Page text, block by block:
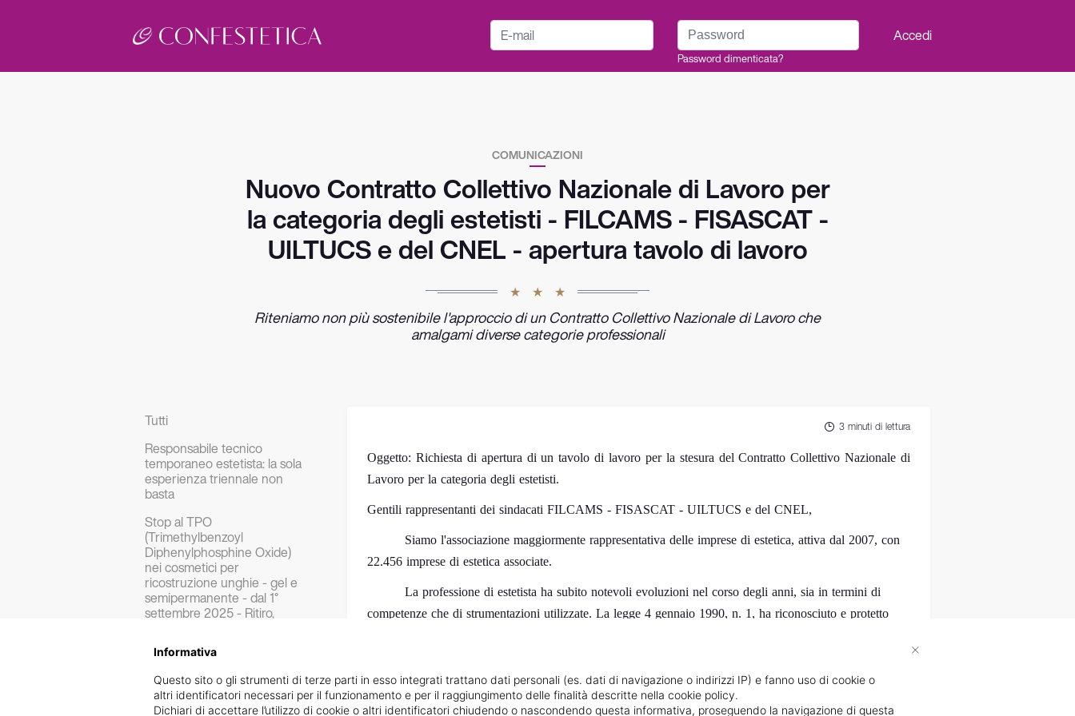
E-mail Password
Password dimenticata?
Accedi
COMUNICAZIONI
Nuovo Contratto Collettivo Nazionale di Lavoro per
la categoria degli estetisti - FILCAMS - FISASCAT -
UILTUCS e del CNEL - apertura tavolo di lavoro
Riteniamo non più sostenibile l'approccio di un Contratto Collettivo Nazionale di Lavoro che
amalgami diverse categorie professionali
Tutti
Responsabile tecnico
temporaneo estetista: la sola
esperienza triennale non
basta
Stop al TPO
(Trimethylbenzoyl
Diphenylphosphine Oxide)
nei cosmetici per
ricostruzione unghie - gel e
semipermanente - dal 1°
settembre 2025 - Ritiro,
carico dei fornitori prodotti.
Chiara Squaglia - Striscia La
Notizia - Richiesta formale e
URGENTE di Rettifica articolo
3 minuti di lettura
Oggetto: Richiesta di apertura di un tavolo di lavoro per la stesura del Contratto Collettivo Nazionale di
Lavoro per la categoria degli estetisti.
Gentili rappresentanti dei sindacati FILCAMS - FISASCAT - UILTUCS e del CNEL,
Siamo l'associazione maggiormente rappresentativa delle imprese di estetica, attiva dal 2007, con
22.456 imprese di estetica associate.
La professione di estetista ha subito notevoli evoluzioni nel corso degli anni, sia in termini di
competenze che di strumentazioni utilizzate. La legge 4 gennaio 1990, n. 1, ha riconosciuto e protetto
conto delle mansioni specifiche e delle retribuzioni adeguate.
Abbiamo già individuato le esigenze del settore, delineando mansioni precise e salari
Informativa
Questo sito o gli strumenti di terze parti in esso integrati trattano dati personali (es. dati di navigazione o indirizzi IP) e fanno uso di cookie o
altri identificatori necessari per il funzionamento e per il raggiungimento delle finalità descritte nella cookie policy.
Dichiari di accettare l’utilizzo di cookie o altri identificatori chiudendo o nascondendo questa informativa, proseguendo la navigazione di questa
×